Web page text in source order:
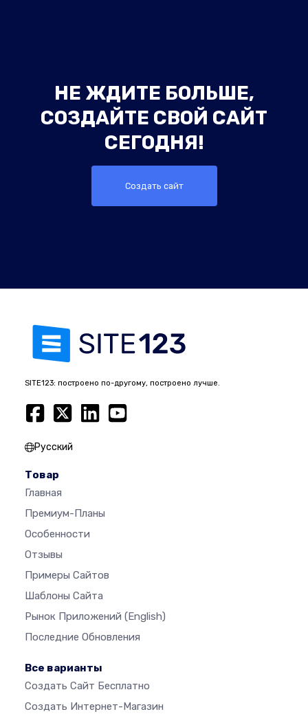
НЕ ЖДИТЕ БОЛЬШЕ,
СОЗДАЙТЕ СВОЙ САЙТ
СЕГОДНЯ!
Создать сайт
SITE123: построено по-другому, построено лучше.
Русский
Товар
Главная
Премиум-Планы
Особенности
Отзывы
Примеры Сайтов
Шаблоны Сайта
Рынок Приложений (English)
Последние Обновления
Все варианты
Создать Сайт Бесплатно
Создать Интернет-Магазин